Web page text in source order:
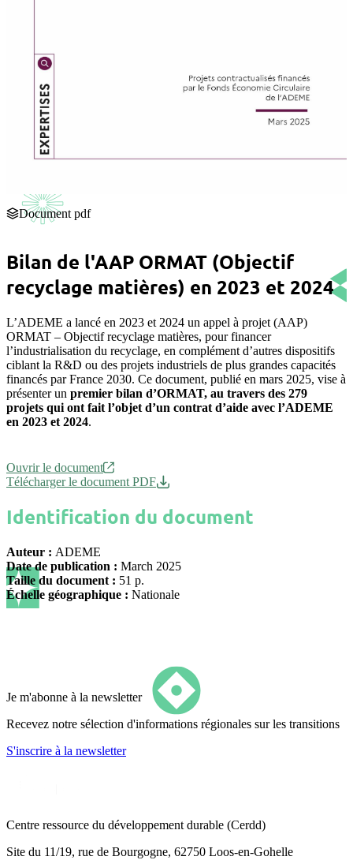
Document pdf
Bilan de l'AAP ORMAT (Objectif
recyclage matières) en 2023 et 2024
L’ADEME a lancé en 2023 et 2024 un appel à projet (AAP)
ORMAT – Objectif recyclage matières, pour financer
l’industrialisation du recyclage, en complément d’autres dispositifs
ciblant la R&D ou des projets industriels de plus grandes capacités
financés par France 2030. Ce document, publié en mars 2025, vise à
présenter un premier bilan d’ORMAT, au travers des 279
projets qui ont fait l’objet d’un contrat d’aide avec l’ADEME
en 2023 et 2024.
Ouvrir le document
Télécharger le document PDF
Identification du document
Auteur : ADEME
Date de publication : March 2025
Taille du document : 51 p.
Échelle géographique : Nationale
Je m'abonne à la newsletter
Recevez notre sélection d'informations régionales sur les transitions
S'inscrire à la newsletter
Centre ressource du développement durable (Cerdd)
Site du 11/19, rue de Bourgogne, 62750 Loos-en-Gohelle